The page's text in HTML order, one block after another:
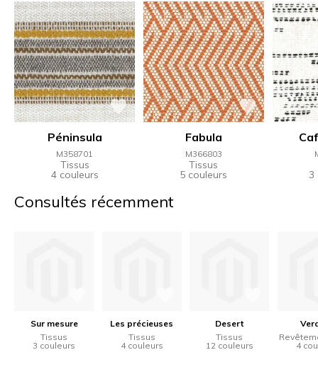
Péninsula
M358701
Tissus
4 couleurs
Fabula
M366803
Tissus
5 couleurs 3
Consultés récemment
Sur mesure
Tissus
3 couleurs
Les précieuses
Tissus
4 couleurs
Desert
Tissus
12 couleurs
4